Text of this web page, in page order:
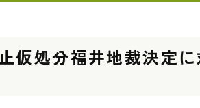
仮処分福井地裁決定